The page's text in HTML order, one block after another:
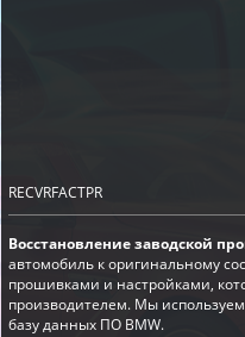
RECVRFACTPR
Восстановление заводской
автомобиль к оригинальному
прошивками и настройками,
производителем. Мы
базу данных ПО BMW.